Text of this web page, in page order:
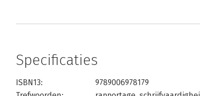
Specificaties
ISBN13:
9789006978179